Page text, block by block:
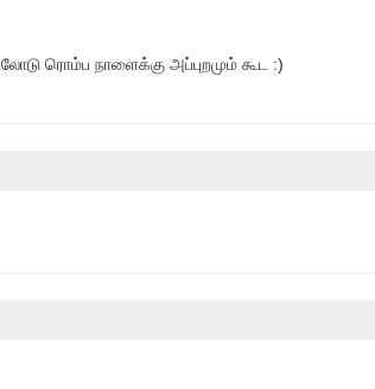
ரொம்ப நாளைக்கு அப்புறமும் கூட :)